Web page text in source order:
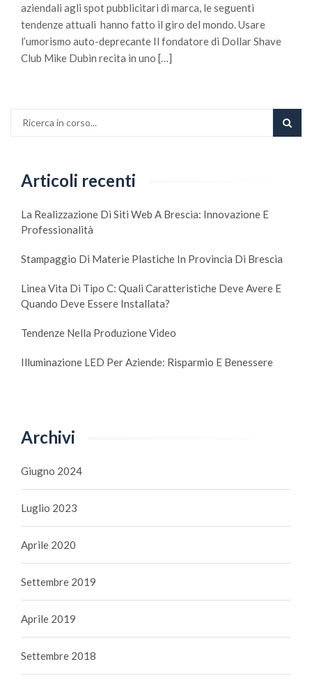
aziendali agli spot pubblicitari di marca, le seguenti
tendenze attuali hanno fatto il giro del mondo. Usare
l’umorismo auto-deprecante Il fondatore di Dollar Shave
Club Mike Dubin recita in uno […]
Articoli recenti
La Realizzazione Di Siti Web A Brescia: Innovazione E
Professionalità
Stampaggio Di Materie Plastiche In Provincia Di Brescia
Linea Vita Di Tipo C: Quali Caratteristiche Deve Avere E
Quando Deve Essere Installata?
Tendenze Nella Produzione Video
Illuminazione LED Per Aziende: Risparmio E Benessere
Archivi
Giugno 2024
Luglio 2023
Aprile 2020
Settembre 2019
Aprile 2019
Settembre 2018